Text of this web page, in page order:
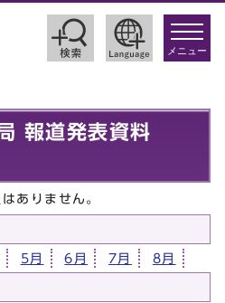
toggle
メニュー
報道発表資料
ありません。
5月 6月 7月 8月